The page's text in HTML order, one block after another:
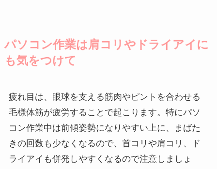
パソコン作業は肩コリやドライアイに
も気をつけて
疲れ目は、眼球を支える筋肉やピントを合わせる
毛様体筋が疲労することで起こります。特にパソ
コン作業中は前傾姿勢になりやすい上に、まばた
きの回数も少なくなるので、首コリや肩コリ、ド
ライアイも併発しやすくなるので注意しましょ